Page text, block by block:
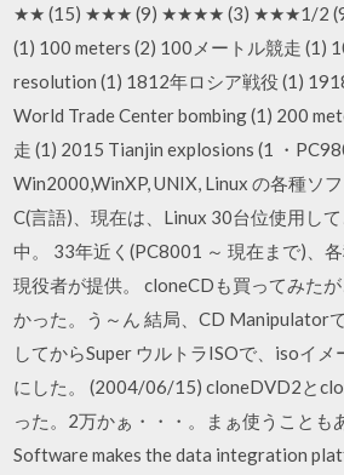
★★ (15) ★★★ (9) ★★★★ (3) ★★★1/2
(1) 100 meters (2) 100メートル競走 (1)
resolution (1) 1812年ロシア戦役 (1)
World Trade Center bombing (1) 200
走 (1) 2015 Tianjin explosions (1 ・
Win2000,WinXP, UNIX, Linux の各種ソフ
C(言語)、現在は、Linux 30台位使用し
中。 33年近く(PC8001 ～ 現在まで)、
現役者が提供。 cloneCDも買ってみた
かった。う～ん 結局、CD Manipulator
してからSuper ウルトラISOで、isoイメ
にした。 (2004/06/15) cloneDVD2と
った。2万かぁ・・・。まぁ使うことも
Software makes the data integration